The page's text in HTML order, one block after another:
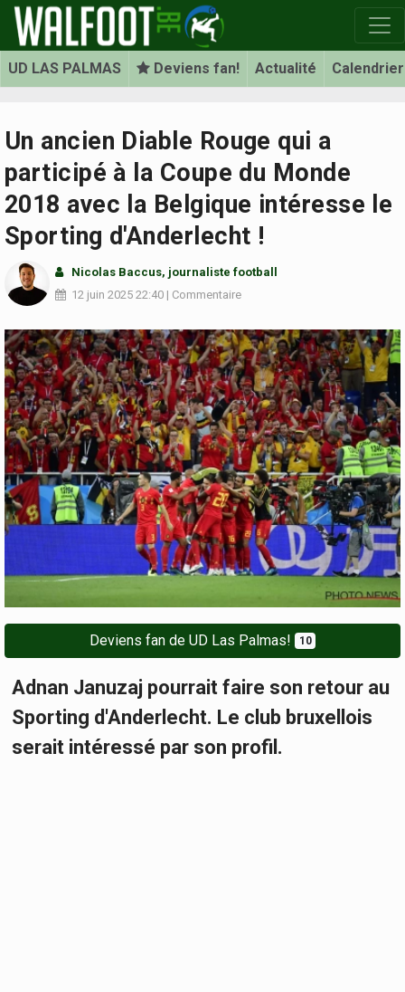
UD LAS PALMAS Deviens fan! Actualité Calendrier
Un ancien Diable Rouge qui a
participé à la Coupe du Monde
2018 avec la Belgique intéresse le
Sporting d'Anderlecht !
Nicolas Baccus, journaliste football
12 juin 2025 22:40 | Commentaire
Deviens fan de UD Las Palmas! 10
Adnan Januzaj pourrait faire son retour au
Sporting d'Anderlecht. Le club bruxellois
serait intéressé par son profil.